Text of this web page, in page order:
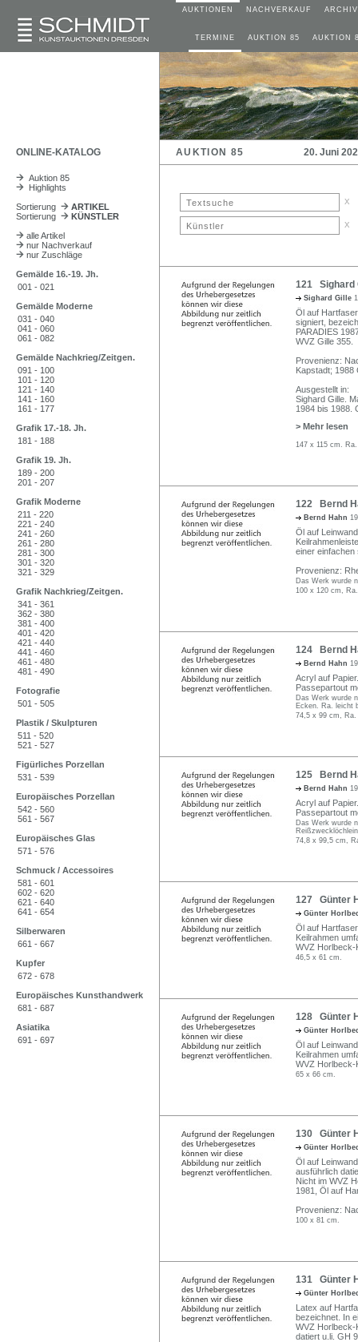
AUKTIONEN NACHVERKAUF ARCHIV
TERMINE AUKTION 85 AUKTION
ONLINE-KATALOG AUKTION 85 20. Juni
Auktion 85
Highlights
Sortierung
ARTIKEL
Sortierung
KÜNSTLER
alle Artikel
nur Nachverkauf
nur Zuschläge
Gemälde 16.-19. Jh.
001 - 021
Gemälde Moderne
031 - 040
041 - 060
061 - 082
Gemälde Nachkrieg/Zeitgen.
091 - 100
101 - 120
121 - 140
141 - 160
161 - 177
Grafik 17.-18. Jh.
181 - 188
Grafik 19. Jh.
189 - 200
201 - 207
Grafik Moderne
211 - 220
221 - 240
241 - 260
261 - 280
281 - 300
301 - 320
321 - 329
Grafik Nachkrieg/Zeitgen.
341 - 361
362 - 380
381 - 400
401 - 420
421 - 440
441 - 460
461 - 480
481 - 490
Fotografie
501 - 505
Plastik / Skulpturen
511 - 520
521 - 527
Figürliches Porzellan
531 - 539
Europäisches Porzellan
542 - 560
561 - 567
Europäisches Glas
571 - 576
Schmuck / Accessoires
581 - 601
602 - 620
621 - 640
641 - 654
Silberwaren
661 - 667
Kupfer
672 - 678
Europäisches Kunsthandwerk
681 - 687
Asiatika
691 - 697
x
x
121 Sighard
Sighard Gille
Öl auf
signiert,
PARADIES
WVZ Gille 355.
Provenienz:
Kapstadt; 1988
Ausgestellt in:
Sighard Gille.
1984 bis 1988.
> Mehr lesen
147 x 115 cm.
122 Bernd
Bernd Hahn
Öl auf
einer
Provenienz:
Das Werk wurde
100 x 120 cm,
124 Bernd
Bernd Hahn
Acryl auf
Passepartout
Das Werk wurde
Ecken. Ra. leicht
74,5 x 99 cm,
125 Bernd
Bernd Hahn
Acryl auf
Passepartout
Das Werk wurde
74,8 x 99,5 cm,
127 Günter
Günter
Öl auf
Keilrahmen
WVZ Horlbeck-
46,5 x 61 cm.
128 Günter
Günter
Öl auf
Keilrahmen
WVZ Horlbeck-
65 x 66 cm.
130 Günter
Günter
Öl auf
ausführlich
Nicht im WVZ
1981, Öl auf
Provenienz:
100 x 81 cm.
131 Günter
Günter
Latex auf
bezeichnet. In
WVZ Horlbeck-
datiert u.li. GH